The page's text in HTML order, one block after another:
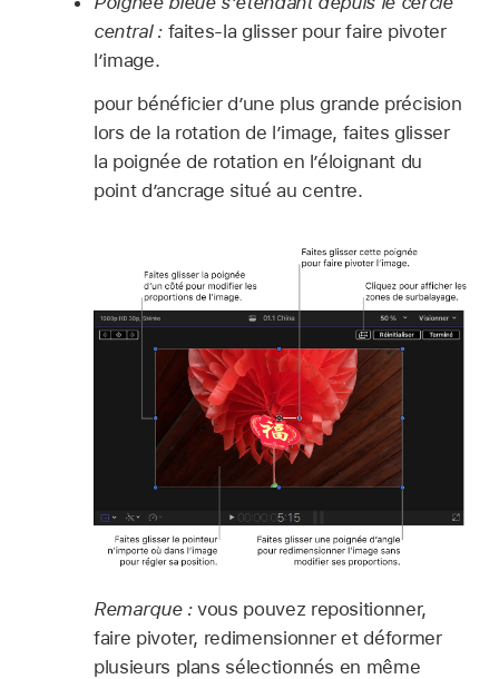
central :faites-la glisser pour faire pivoter
l’image.
pour bénéficier d’une plus grande précision
lors de la rotation de l’image, faites glisser
la poignée de rotation en l’éloignant du
point d’ancrage situé au centre.
Remarque :vous pouvez repositionner,
faire pivoter, redimensionner et déformer
plusieurs plans sélectionnés en même